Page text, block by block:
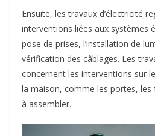
Ensuite, les travaux d’électricité
interventions liées aux systèmes
pose de prises, l’installation de
vérification des câblages. Les
concernent les interventions sur
la maison, comme les portes, les
à assembler.